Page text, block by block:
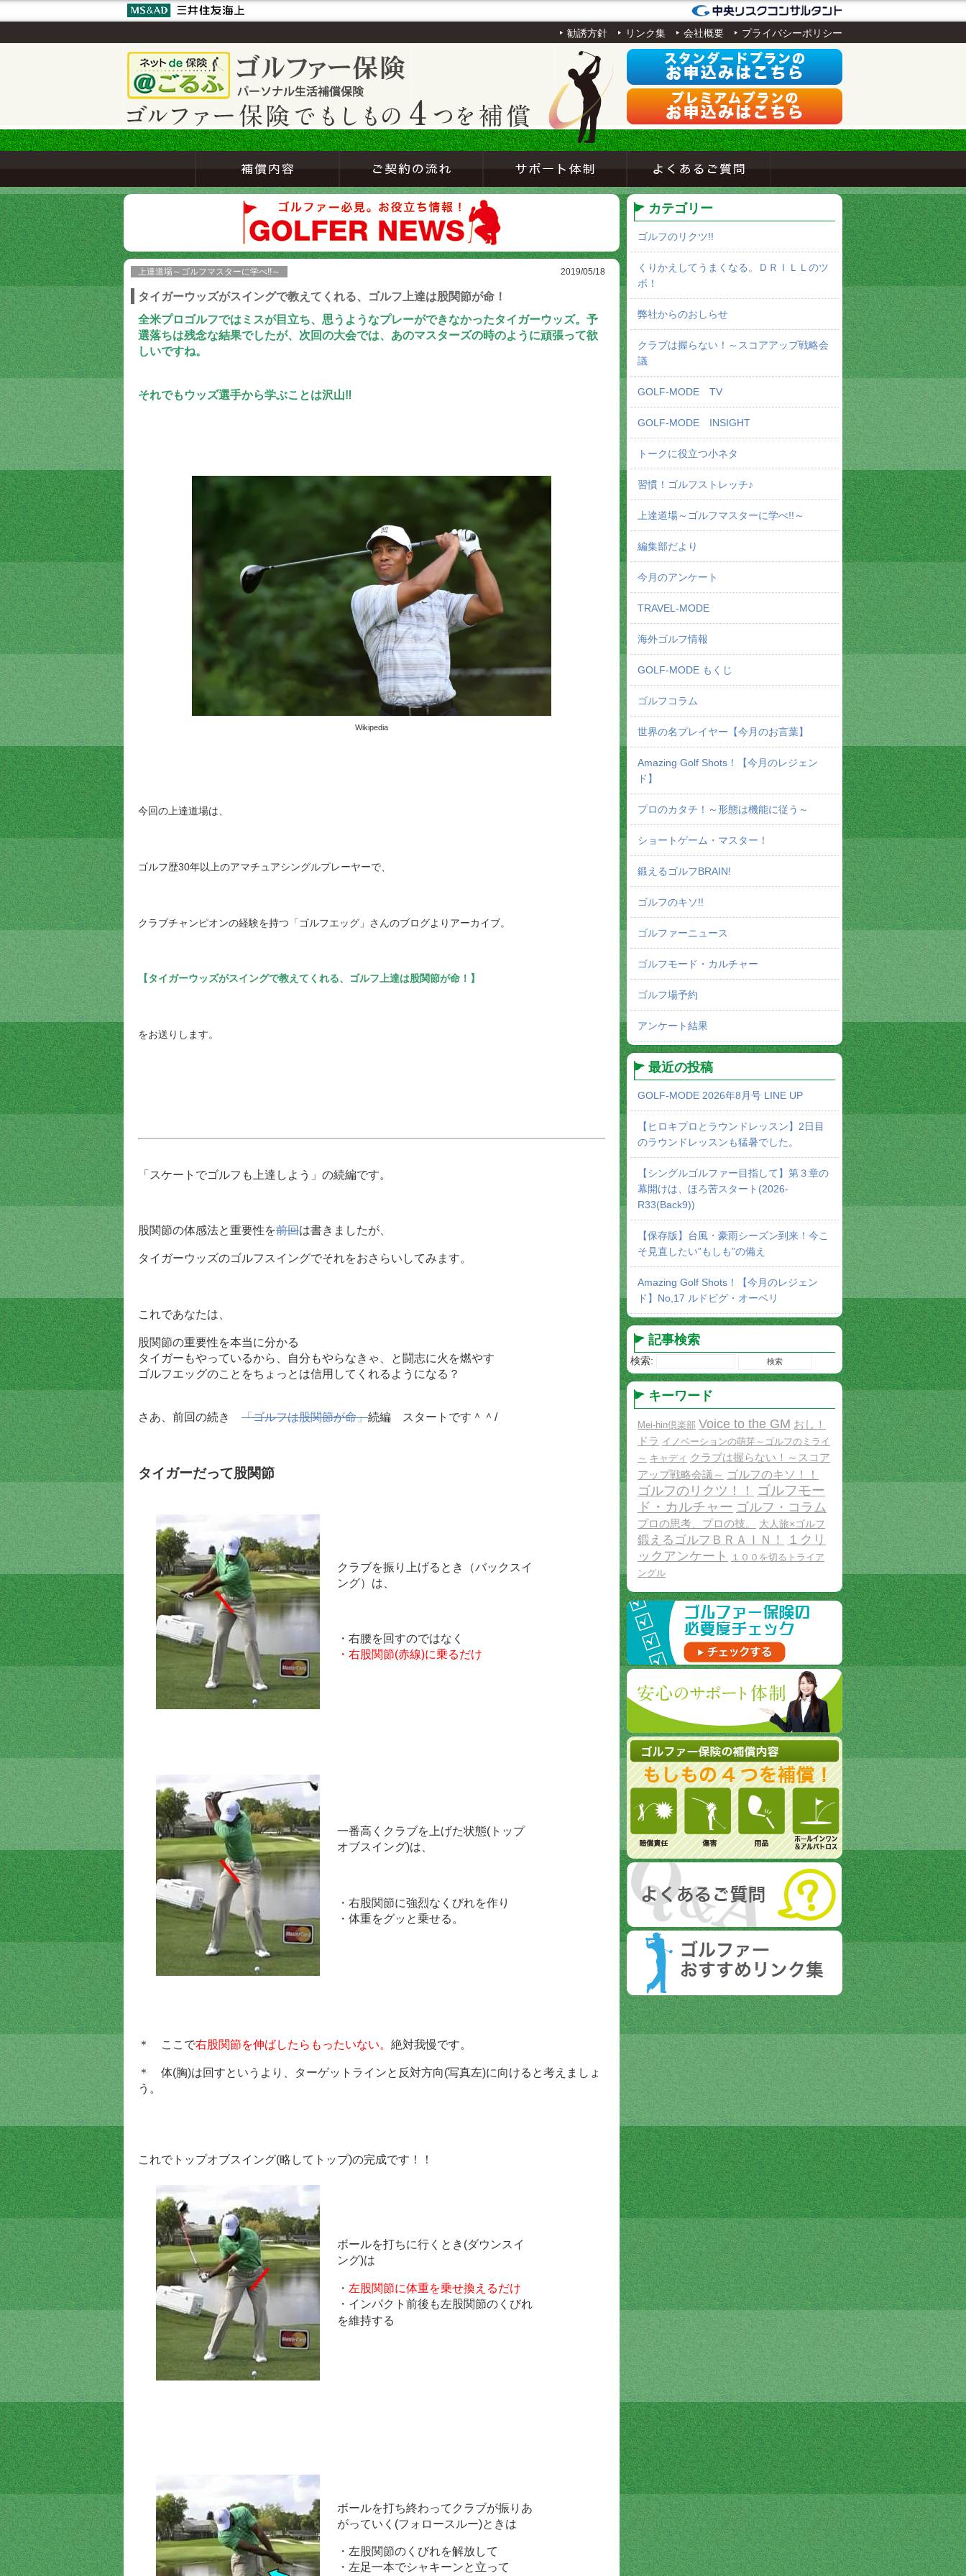
勧誘方針 リンク集 会社概要 プライバシーポリシー
カテゴリー
ゴルフのリクツ!!
くりかえしてうまくなる。ＤＲＩＬＬのツ
ボ！
弊社からのおしらせ
クラブは握らない！～スコアアップ戦略会
議
GOLF-MODE TV
GOLF-MODE INSIGHT
トークに役立つ小ネタ
習慣！ゴルフストレッチ♪
上達道場～ゴルフマスターに学べ!!～
編集部だより
今月のアンケート
TRAVEL-MODE
海外ゴルフ情報
GOLF-MODE もくじ
ゴルフコラム
世界の名プレイヤー【今月のお言葉】
Amazing Golf Shots！【今月のレジェン
ド】
プロのカタチ！～形態は機能に従う～
ショートゲーム・マスター！
鍛えるゴルフBRAIN!
ゴルフのキソ!!
ゴルファーニュース
ゴルフモード・カルチャー
ゴルフ場予約
アンケート結果
最近の投稿
GOLF-MODE 2026年8月号 LINE UP
【ヒロキプロとラウンドレッスン】2日目
のラウンドレッスンも猛暑でした。
【シングルゴルファー目指して】第３章の
幕開けは、ほろ苦スタート(2026-
R33(Back9))
【保存版】台風・豪雨シーズン到来！今こ
そ見直したい”もしも”の備え
Amazing Golf Shots！【今月のレジェン
ド】No,17 ルドビグ・オーベリ
記事検索
検索:
キーワード
Mei-hin倶楽部 Voice to the GM おし！
ドラ イノベーションの萌芽～ゴルフのミライ
～ キャディ クラブは握らない！～スコア
アップ戦略会議～ ゴルフのキソ！！
ゴルフのリクツ！！
ゴルフモー
ド・カルチャー ゴルフ・コラム
プロの思考、プロの技。 大人旅×ゴルフ
鍛えるゴルフＢＲＡＩＮ！
１クリ
ックアンケート
１００を切るトライア
ングル
上達道場～ゴルフマスターに学べ!!～ 2019/05/18
タイガーウッズがスイングで教えてくれる、ゴルフ上達は股関節が命！
全米プロゴルフではミスが目立ち、思うようなプレーができなかったタイガーウッズ。予
選落ちは残念な結果でしたが、次回の大会では、あのマスターズの時のように頑張って欲
しいですね。
それでもウッズ選手から学ぶことは沢山‼︎
Wikipedia
今回の上達道場は、
ゴルフ歴30年以上のアマチュアシングルプレーヤーで、
クラブチャンピオンの経験を持つ「ゴルフエッグ」さんのブログよりアーカイブ。
【タイガーウッズがスイングで教えてくれる、ゴルフ上達は股関節が命！】
をお送りします。
「スケートでゴルフも上達しよう」の続編です。
股関節の体感法と重要性を前回は書きましたが、
タイガーウッズのゴルフスイングでそれをおさらいしてみます。
これであなたは、
股関節の重要性を本当に分かる
タイガーもやっているから、自分もやらなきゃ、と闘志に火を燃やす
ゴルフエッグのことをちょっとは信用してくれるようになる？
さあ、前回の続き 「ゴルフは股関節が命」続編 スタートです＾＾/
タイガーだって股関節
クラブを振り上げるとき（バックスイ
ング）は、
・右腰を回すのではなく
・右股関節(赤線)に乗るだけ
一番高くクラブを上げた状態(トップ
オブスイング)は、
・右股関節に強烈なくびれを作り
・体重をグッと乗せる。
＊ ここで右股関節を伸ばしたらもったいない。 絶対我慢です。
＊ 体(胸)は回すというより、ターゲットラインと反対方向(写真左)に向けると考えましょ
う。
これでトップオブスイング(略してトップ)の完成です！！
ボールを打ちに行くとき(ダウンスイ
ング)は
・ 左股関節に体重を乗せ換えるだけ
・インパクト前後も左股関節のくびれ
を維持する
ボールを打ち終わってクラブが振りあ
がっていく(フォロースルー)ときは
・左股関節のくびれを解放して
・左足一本でシャキーンと立って